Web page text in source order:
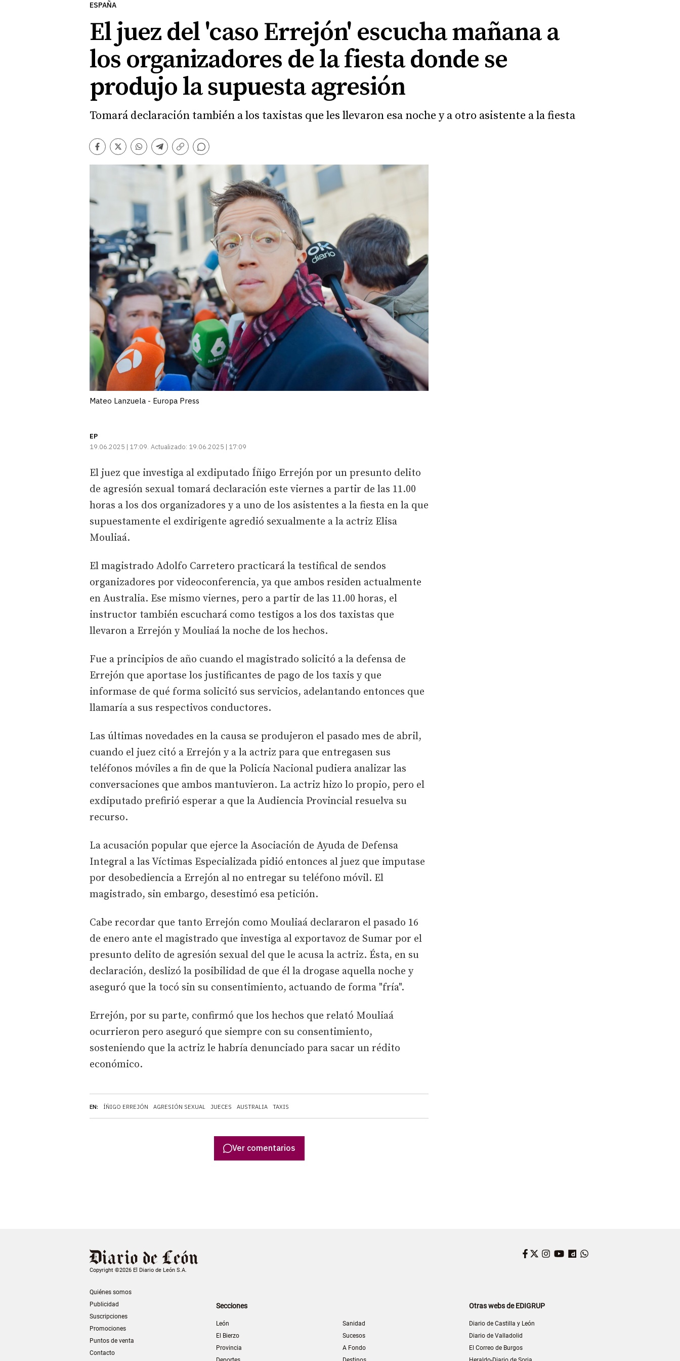
ESPAÑA
El juez del 'caso Errejón' escucha mañana a
los organizadores de la fiesta donde se
produjo la supuesta agresión
Tomará declaración también a los taxistas que les llevaron esa noche y a otro asistente a la fiesta
Facebook
TwitterWhatsapp
Telegram
Copiar
enlace
Comentarios
Mateo Lanzuela - Europa Press
EP
19.06.2025 | 17:09 Actualizado: 19.06.2025 | 17:09
EN: ÍÑIGO ERREJÓN AGRESIÓN SEXUAL JUECES AUSTRALIA TAXIS
El juez que investiga al exdiputado Íñigo Errejón por un presunto delito
de agresión sexual tomará declaración este viernes a partir de las 11.00
horas a los dos organizadores y a uno de los asistentes a la fiesta en la que
supuestamente el exdirigente agredió sexualmente a la actriz Elisa
Mouliaá.
El magistrado Adolfo Carretero practicará la testifical de sendos
organizadores por videoconferencia, ya que ambos residen actualmente
en Australia. Ese mismo viernes, pero a partir de las 11.00 horas, el
instructor también escuchará como testigos a los dos taxistas que
llevaron a Errejón y Mouliaá la noche de los hechos.
Fue a principios de año cuando el magistrado solicitó a la defensa de
Errejón que aportase los justificantes de pago de los taxis y que
informase de qué forma solicitó sus servicios, adelantando entonces que
llamaría a sus respectivos conductores.
Las últimas novedades en la causa se produjeron el pasado mes de abril,
cuando el juez citó a Errejón y a la actriz para que entregasen sus
teléfonos móviles a fin de que la Policía Nacional pudiera analizar las
conversaciones que ambos mantuvieron. La actriz hizo lo propio, pero el
exdiputado prefirió esperar a que la Audiencia Provincial resuelva su
recurso.
La acusación popular que ejerce la Asociación de Ayuda de Defensa
Integral a las Víctimas Especializada pidió entonces al juez que imputase
por desobediencia a Errejón al no entregar su teléfono móvil. El
magistrado, sin embargo, desestimó esa petición.
Cabe recordar que tanto Errejón como Mouliaá declararon el pasado 16
de enero ante el magistrado que investiga al exportavoz de Sumar por el
presunto delito de agresión sexual del que le acusa la actriz. Ésta, en su
declaración, deslizó la posibilidad de que él la drogase aquella noche y
aseguró que la tocó sin su consentimiento, actuando de forma "fría".
Errejón, por su parte, confirmó que los hechos que relató Mouliaá
ocurrieron pero aseguró que siempre con su consentimiento,
sosteniendo que la actriz le habría denunciado para sacar un rédito
económico.
Ver comentarios
Copyright ©2026 El Diario de León S.A.
Quiénes somos
Publicidad
Suscripciones
Promociones
Puntos de venta
Contacto
Facebook
Twitter
Instagram
YouTube
Dailymotion
Secciones
León
El Bierzo
Provincia
Sanidad
Sucesos
A Fondo
Otras webs de EDIGRUP
Diario de Castilla y León
Diario de Valladolid
El Correo de Burgos